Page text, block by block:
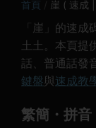
首頁 崖 ( 速成
「崖」的速成
土土。本頁提
話、普通話發
鍵盤與速成教
繁簡・拼音